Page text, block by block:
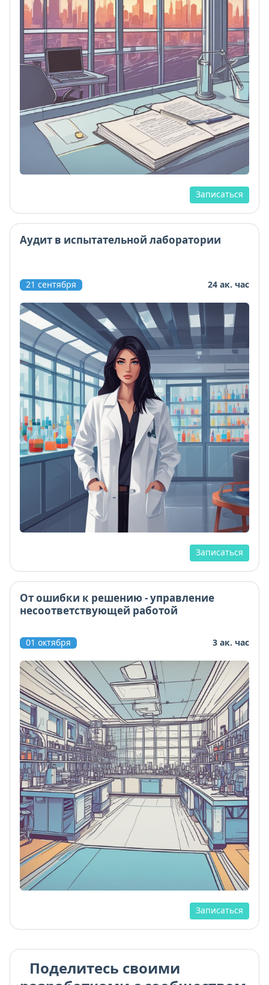
Записаться
Аудит в испытательной лаборатории
21 сентября 24 ак. час
Записаться
От ошибки к решению - управление
несоответствующей работой
01 октября 3 ак. час
Записаться
Поделитесь своими